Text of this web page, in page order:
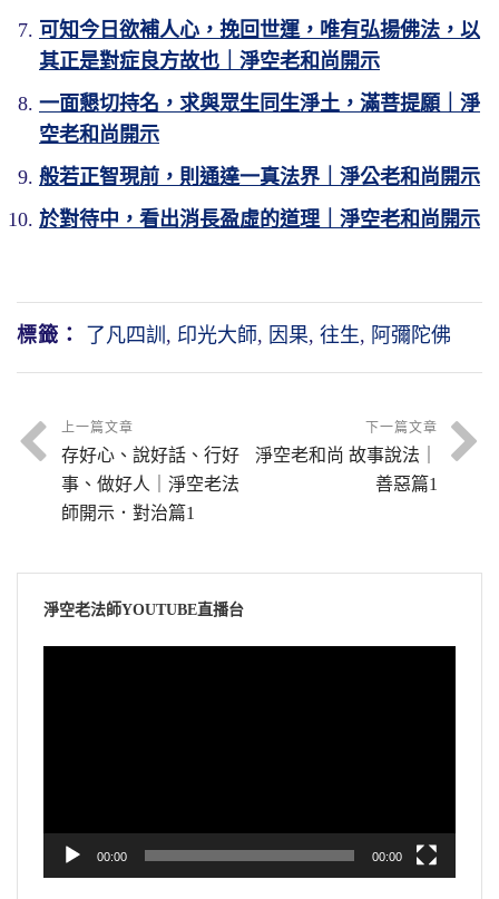
可知今日欲補人心，挽回世運，唯有弘揚佛法，以
其正是對症良方故也｜淨空老和尚開示
一面懇切持名，求與眾生同生淨土，滿菩提願｜淨
空老和尚開示
般若正智現前，則通達一真法界｜淨公老和尚開示
於對待中，看出消長盈虛的道理｜淨空老和尚開示
標籤： 了凡四訓 , 印光大師, 因果, 往生, 阿彌陀佛
上一篇文章
存好心、說好話、行好
事、做好人｜淨空老法
師開示．對治篇1
下一篇文章
淨空老和尚 故事說法｜
善惡篇1
淨空老法師YOUTUBE直播台
00:00 00:00